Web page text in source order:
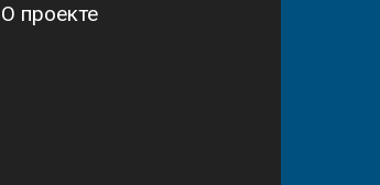
О проекте